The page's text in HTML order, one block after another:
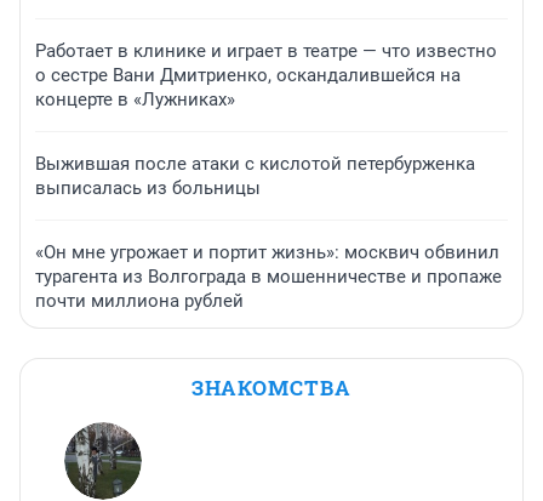
Работает в клинике и играет в театре — что известно
о сестре Вани Дмитриенко, оскандалившейся на
концерте в «Лужниках»
Выжившая после атаки с кислотой петербурженка
выписалась из больницы
«Он мне угрожает и портит жизнь»: москвич обвинил
турагента из Волгограда в мошенничестве и пропаже
почти миллиона рублей
ЗНАКОМСТВА